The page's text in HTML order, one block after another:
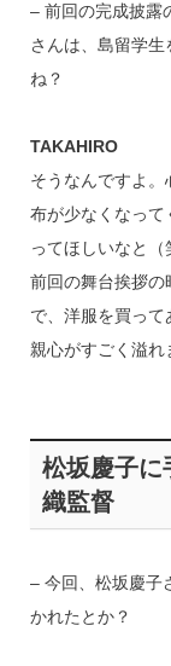
– 前回の完成披露
さんは、島留学
ね？
TAKAHIRO
そうなんですよ。
布が少なくなって
ってほしいなと（
前回の舞台挨拶の
で、洋服を買って
親心がすごく溢れ
松坂慶子に
織監督
– 今回、松坂慶子
かれたとか？